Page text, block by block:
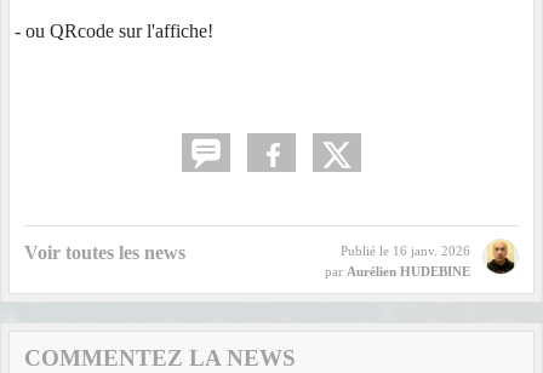
- ou QRcode sur l'affiche!
Voir toutes les news Publié le 16 janv. 2026
par Aurélien HUDEBINE
COMMENTEZ LA NEWS